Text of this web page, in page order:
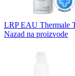
LRP EAU Thermale
Nazad na proizvode